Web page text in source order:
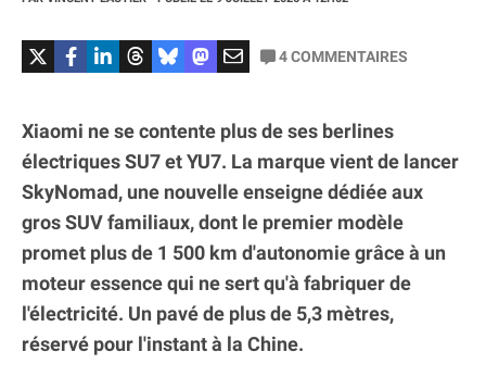
4COMMENTAIRES
Xiaomi ne se contente plus de ses berlines
électriques SU7 et YU7. La marque vient de lancer
SkyNomad, une nouvelle enseigne dédiée aux
gros SUV familiaux, dont le premier modèle
promet plus de 1 500 km d'autonomie grâce à un
moteur essence qui ne sert qu'à fabriquer de
l'électricité. Un pavé de plus de 5,3 mètres,
réservé pour l'instant à la Chine.